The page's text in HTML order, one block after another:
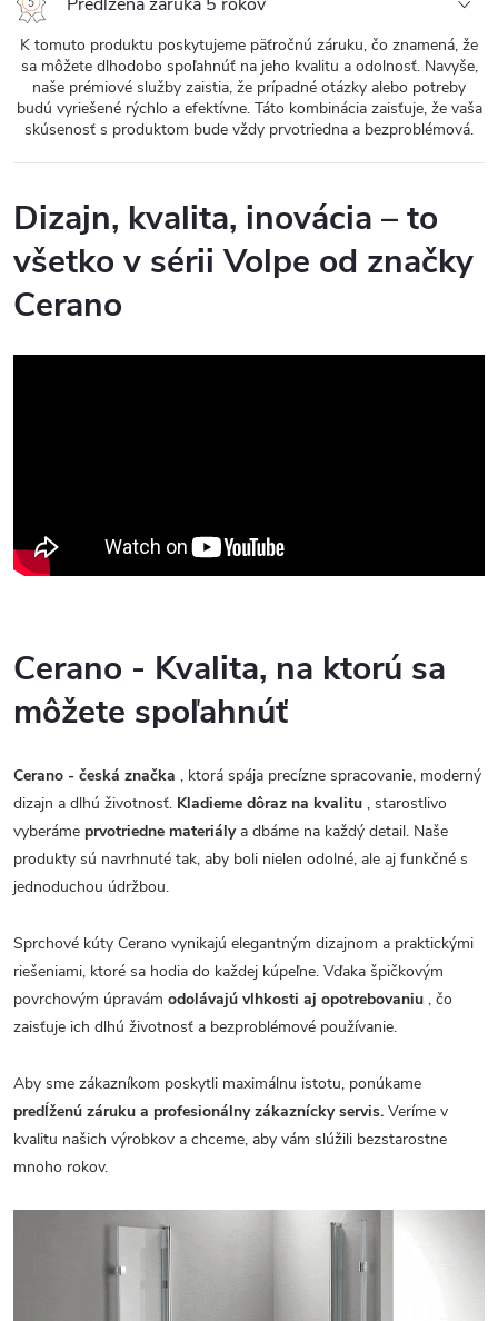
K tomuto produktu poskytujeme päťročnú záruku, čo znamená, že
sa môžete dlhodobo spoľahnúť na jeho kvalitu a odolnosť. Navyše,
naše prémiové služby zaistia, že prípadné otázky alebo potreby
budú vyriešené rýchlo a efektívne. Táto kombinácia zaisťuje, že vaša
skúsenosť s produktom bude vždy prvotriedna a bezproblémová.
Dizajn, kvalita, inovácia – to
všetko v sérii Volpe od značky
Cerano
Cerano - Kvalita, na ktorú sa
môžete spoľahnúť
Cerano - česká značka , ktorá spája precízne spracovanie, moderný
dizajn a dlhú životnosť. Kladieme dôraz na kvalitu , starostlivo
vyberáme prvotriedne materiálya dbáme na každý detail. Naše
produkty sú navrhnuté tak, aby boli nielen odolné, ale aj funkčné s
jednoduchou údržbou.
Sprchové kúty Cerano vynikajú elegantným dizajnom a praktickými
riešeniami, ktoré sa hodia do každej kúpeľne. Vďaka špičkovým
povrchovým úpravám odolávajú vlhkosti aj opotrebovaniu , čo
zaisťuje ich dlhú životnosť a bezproblémové používanie.
Aby sme zákazníkom poskytli maximálnu istotu, ponúkame
predĺženú záruku a profesionálny zákaznícky servis. Veríme v
kvalitu našich výrobkov a chceme, aby vám slúžili bezstarostne
mnoho rokov.